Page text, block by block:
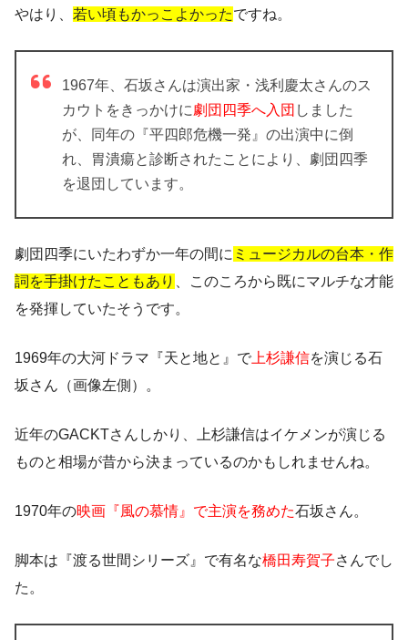
やはり、 若い頃もかっこよかったですね。
1967年、石坂さんは演出家・浅利慶太さんのス
カウトをきっかけに劇団四季へ入団 しました
が、同年の『平四郎危機一発』の出演中に倒
れ、胃潰瘍と診断されたことにより、劇団四季
を退団しています。
劇団四季にいたわずか一年の間に ミュージカルの台本・作
詞を手掛けたこともあり
、このころから既にマルチな才能
を発揮していたそうです。
1969年の大河ドラマ『天と地と』で 上杉謙信を演じる石
坂さん（画像左側）。
近年のGACKTさんしかり、上杉謙信はイケメンが演じる
ものと相場が昔から決まっているのかもしれませんね。
1970年の映画『風の慕情』で主演を務めた石坂さん。
脚本は『渡る世間シリーズ』で有名な橋田寿賀子さんでし
た。